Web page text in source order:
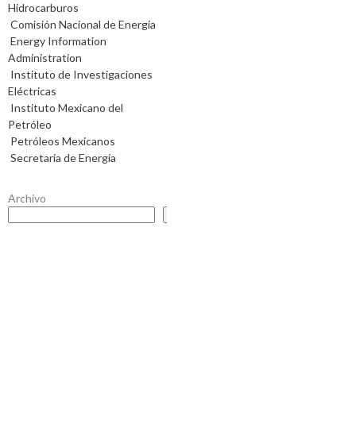
Hidrocarburos
Comisión Nacional de Energía
Energy Information
Administration
Instituto de Investigaciones
Eléctricas
Instituto Mexicano del
Petróleo
Petróleos Mexicanos
Secretaría de Energía
Archivo